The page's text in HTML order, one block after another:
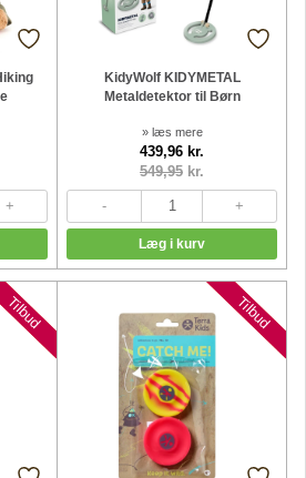
KidyWolf KIDYMETAL
Metaldetektor til Børn
» læs mere
439,96 kr.
549,95 kr.
Tilbud Nyheder
Tilbud